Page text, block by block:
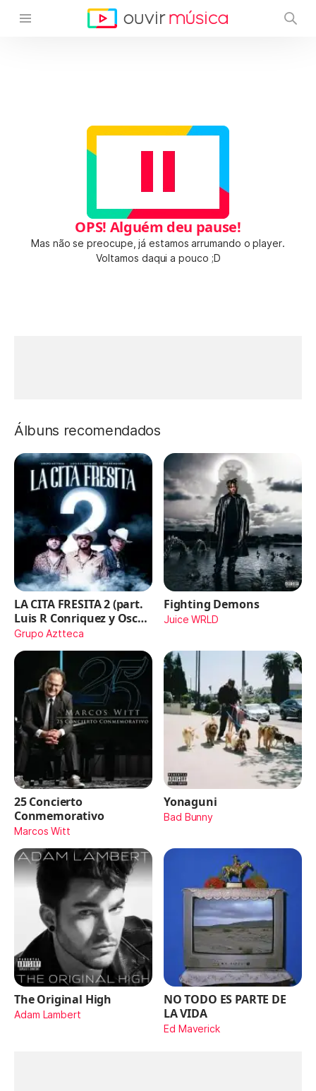
OPS! Alguém deu pause!
Mas não se preocupe, já estamos arrumando o player.
Voltamos daqui a pouco ;D
Álbuns recomendados
LA CITA FRESITA 2 (part.
Luis R Conriquez y Oscar
Maydon)
Grupo Aztteca
Fighting Demons
Juice WRLD
25 Concierto
Conmemorativo
Marcos Witt
Yonaguni
Bad Bunny
The Original High
Adam Lambert
NO TODO ES PARTE DE
LA VIDA
Ed Maverick